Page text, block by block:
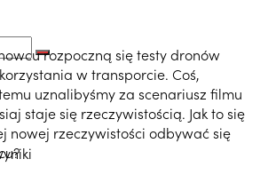
rozpoczną się testy dronów
w transporcie. Coś,
uznalibyśmy za scenariusz filmu
staje się rzeczywistością. Jak to się
nowej rzeczywistości odbywać się